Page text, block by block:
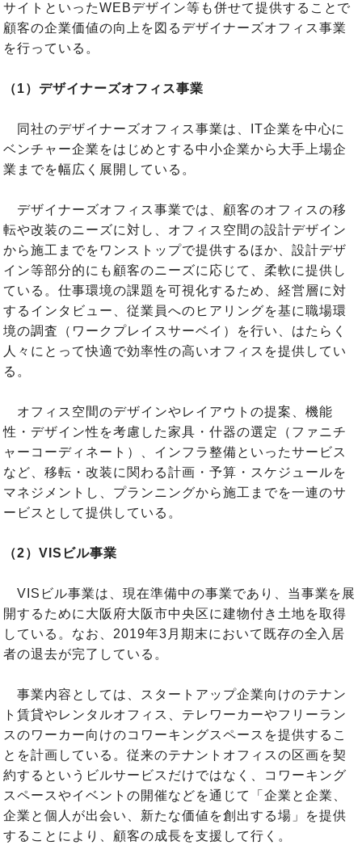
サイトといったWEBデザイン等も併せて提供することで
顧客の企業価値の向上を図るデザイナーズオフィス事業
を行っている。
（1）デザイナーズオフィス事業
同社のデザイナーズオフィス事業は、IT企業を中心に
ベンチャー企業をはじめとする中小企業から大手上場企
業までを幅広く展開している。
デザイナーズオフィス事業では、顧客のオフィスの移
転や改装のニーズに対し、オフィス空間の設計デザイン
から施工までをワンストップで提供するほか、設計デザ
イン等部分的にも顧客のニーズに応じて、柔軟に提供し
ている。仕事環境の課題を可視化するため、経営層に対
するインタビュー、従業員へのヒアリングを基に職場環
境の調査（ワークプレイスサーベイ）を行い、はたらく
人々にとって快適で効率性の高いオフィスを提供してい
る。
オフィス空間のデザインやレイアウトの提案、機能
性・デザイン性を考慮した家具・什器の選定（ファニチ
ャーコーディネート）、インフラ整備といったサービス
など、移転・改装に関わる計画・予算・スケジュールを
マネジメントし、プランニングから施工までを一連のサ
ービスとして提供している。
（2）VISビル事業
VISビル事業は、現在準備中の事業であり、当事業を展
開するために大阪府大阪市中央区に建物付き土地を取得
している。なお、2019年3月期末において既存の全入居
者の退去が完了している。
事業内容としては、スタートアップ企業向けのテナン
ト賃貸やレンタルオフィス、テレワーカーやフリーラン
スのワーカー向けのコワーキングスペースを提供するこ
とを計画している。従来のテナントオフィスの区画を契
約するというビルサービスだけではなく、コワーキング
スペースやイベントの開催などを通じて「企業と企業、
企業と個人が出会い、新たな価値を創出する場」を提供
することにより、顧客の成長を支援して行く。